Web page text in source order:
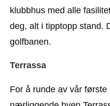
klubbhus med alle
deg, alt i tipptopp stand.
golfbanen.
Terrassa
For å runde av vår første